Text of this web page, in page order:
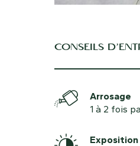
CONSEILS
Arrosage
1 à 2 fois
Exposition